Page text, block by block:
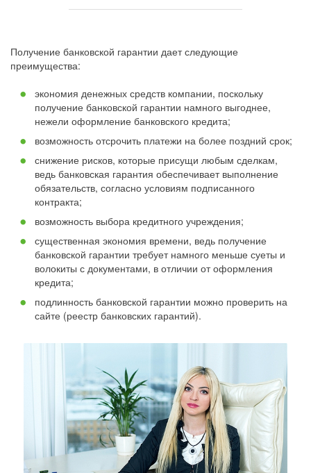
Получение банковской гарантии дает следующие
преимущества:
экономия денежных средств компании, поскольку
получение банковской гарантии намного выгоднее,
нежели оформление банковского кредита;
возможность отсрочить платежи на более поздний срок;
снижение рисков, которые присущи любым сделкам,
ведь банковская гарантия обеспечивает выполнение
обязательств, согласно условиям подписанного
контракта;
возможность выбора кредитного учреждения;
существенная экономия времени, ведь получение
банковской гарантии требует намного меньше суеты и
волокиты с документами, в отличии от оформления
кредита;
подлинность банковской гарантии можно проверить на
сайте (реестр банковских гарантий).